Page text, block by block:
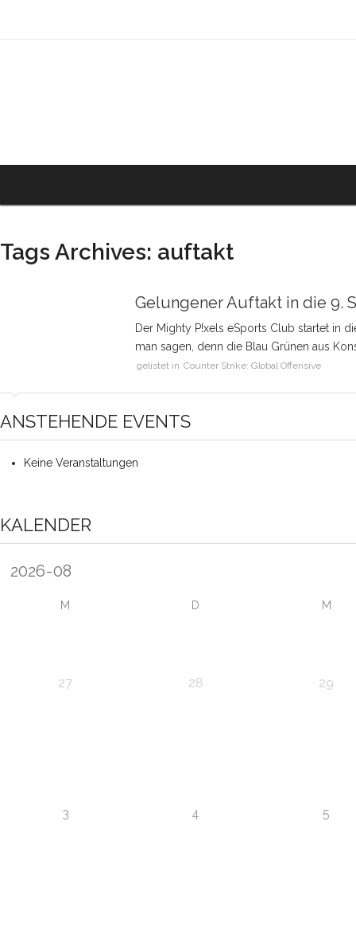
Tags Archives: auftakt
Gelungener Auftakt in die 9.
Der Mighty P!xels eSports Club startet in
man sagen, denn die Blau Grünen aus
gelistet in Counter Strike: Global Offensive
ANSTEHENDE EVENTS
Keine Veranstaltungen
KALENDER
M D M
27 28 29
3 4 5